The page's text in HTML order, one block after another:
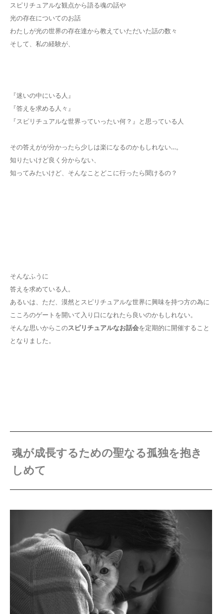
スピリチュアルな観点から語る魂の話や
光の存在についてのお話
わたしが光の世界の存在達から教えていただいた話の数々
そして、私の経験が、
『迷いの中にいる人』
『答えを求める人々』
『スピリチュアルな世界っていったい何？』と思っている人
その答えがが分かったら少しは楽になるのかもしれない…。
知りたいけど良く分からない、
知ってみたいけど、そんなことどこに行ったら聞けるの？
そんなふうに
答えを求めている人。
あるいは、ただ、漠然とスピリチュアルな世界に興味を持つ方の為に
こころのゲートを開いて入り口になれたら良いのかもしれない。
そんな思いからこのスピリチュアルなお話会を定期的に開催すること
となりました。
魂が成長するための聖なる孤独を抱き
しめて